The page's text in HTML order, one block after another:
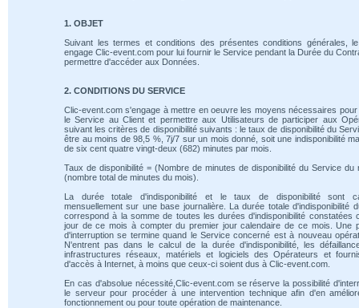
1. OBJET
Suivant les termes et conditions des présentes conditions générales,
engage Clic-event.com pour lui fournir le Service pendant la Durée du
permettre d'accéder aux Données.
2. CONDITIONS DU SERVICE
Clic-event.com s'engage à mettre en oeuvre les moyens nécessaires pour
le Service au Client et permettre aux Utilisateurs de participer aux
suivant les critères de disponibilité suivants : le taux de disponibilité du
être au moins de 98,5 %, 7j/7 sur un mois donné, soit une indisponibilité
de six cent quatre vingt-deux (682) minutes par mois.
Taux de disponibilité = (Nombre de minutes de disponibilité du Service du
(nombre total de minutes du mois).
La durée totale d'indisponibilité et le taux de disponibilité sont
mensuellement sur une base journalière. La durée totale d'indisponibilité
correspond à la somme de toutes les durées d'indisponibilité constatées
jour de ce mois à compter du premier jour calendaire de ce mois. Une
d'interruption se termine quand le Service concerné est à nouveau
N'entrent pas dans le calcul de la durée d'indisponibilité, les
infrastructures réseaux, matériels et logiciels des Opérateurs et
d'accès à Internet, à moins que ceux-ci soient dus à Clic-event.com.
En cas d'absolue nécessité,Clic-event.com se réserve la possibilité
le serveur pour procéder à une intervention technique afin d'en
fonctionnement ou pour toute opération de maintenance.